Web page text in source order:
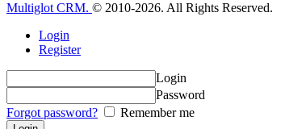
Multiglot CRM. © 2010-2026. All Rights Reserved.
Login
Register
Login
Password
Forgot password?
Remember me